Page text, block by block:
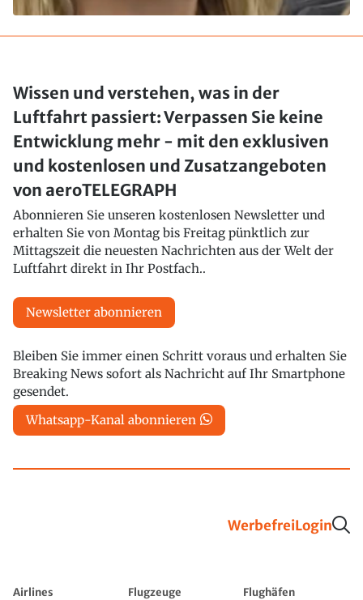
Wissen und verstehen, was in der
Luftfahrt passiert: Verpassen Sie keine
Entwicklung mehr - mit den exklusiven
und kostenlosen und Zusatzangeboten
von aeroTELEGRAPH
Abonnieren Sie unseren kostenlosen Newsletter und
erhalten Sie von Montag bis Freitag pünktlich zur
Mittagszeit die neuesten Nachrichten aus der Welt der
Luftfahrt direkt in Ihr Postfach..
Newsletter abonnieren
Bleiben Sie immer einen Schritt voraus und erhalten Sie
Breaking News sofort als Nachricht auf Ihr Smartphone
gesendet.
Whatsapp-Kanal abonnieren
WerbefreiLogin
Airlines Flugzeuge
Flughäfen